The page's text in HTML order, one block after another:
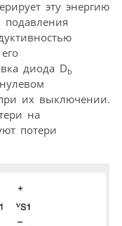
эту энергию
подавления
диода Db
их выключении.
на
потери